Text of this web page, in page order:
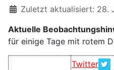
DetailsZuletzt aktualisiert: 28.
Aktuelle
für einige Tage mit rotem
Twitter